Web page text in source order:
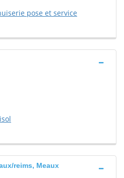
pose et service
reims, Meaux